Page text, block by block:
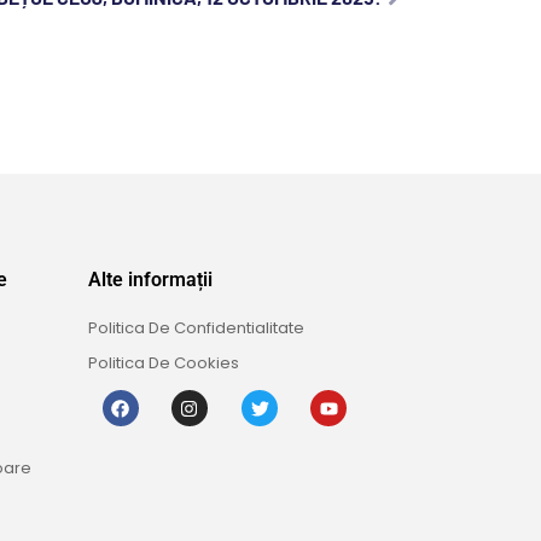
Alte informații
Politica De Confidentialitate
Politica De Cookies